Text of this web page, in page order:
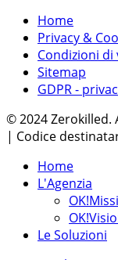
Home
Privacy &
Condizioni di
Sitemap
GDPR -
© 2024 Zerokilled.
| Codice
Home
L'Agenzia
Le Soluzioni